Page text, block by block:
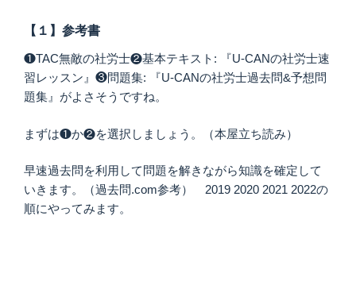
【１】参考書
❶TAC無敵の社労士❷基本テキスト: 『U-CANの社労士速
習レッスン』❸問題集: 『U-CANの社労士過去問&予想問
題集』がよさそうですね。
まずは❶か❷を選択しましょう。（本屋立ち読み）
早速過去問を利用して問題を解きながら知識を確定して
いきます。（過去問.com参考） 2019 2020 2021 2022の
順にやってみます。